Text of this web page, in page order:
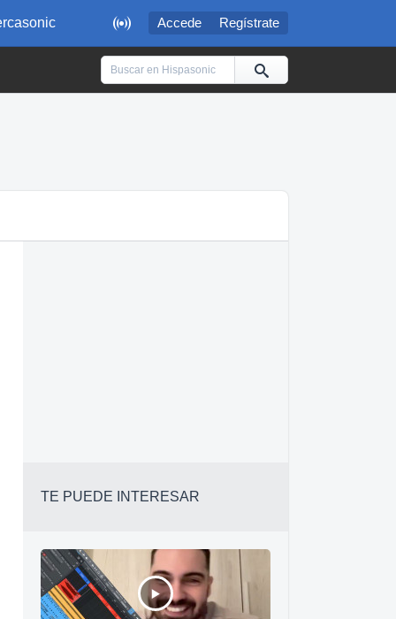
 Accede Regístrate
TE PUEDE INTERESAR